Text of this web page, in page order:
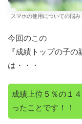
スマホの使用についての悩み
今回のこの
『成績トップの子
は・・・
成績上位５％の１
ったことです！！